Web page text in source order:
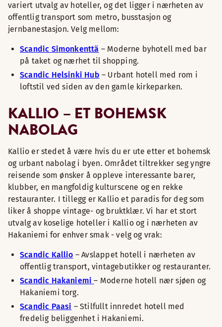
variert utvalg av hoteller, og det ligger i nærheten av
offentlig transport som metro, busstasjon og
jernbanestasjon. Velg mellom:
Scandic Simonkenttä – Moderne byhotell med bar
på taket og nærhet til shopping.
Scandic Helsinki Hub – Urbant hotell med rom i
loftstil ved siden av den gamle kirkeparken.
KALLIO – ET BOHEMSK
NABOLAG
Kallio er stedet å være hvis du er ute etter et bohemsk
og urbant nabolag i byen. Området tiltrekker seg yngre
reisende som ønsker å oppleve interessante barer,
klubber, en mangfoldig kulturscene og en rekke
restauranter. I tillegg er Kallio et paradis for deg som
liker å shoppe vintage- og bruktklær. Vi har et stort
utvalg av koselige hoteller i Kallio og i nærheten av
Hakaniemi for enhver smak - velg og vrak:
Scandic Kallio – Avslappet hotell i nærheten av
offentlig transport, vintagebutikker og restauranter.
Scandic Hakaniemi– Moderne hotell nær sjøen og
Hakaniemi torg.
Scandic Paasi – Stilfullt innredet hotell med
fredelig beliggenhet i Hakaniemi.